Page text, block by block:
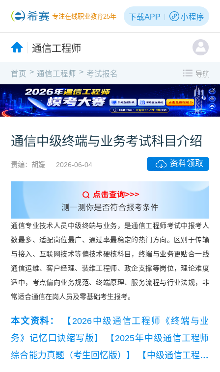
专注在线职业教育25年 下载APP 小程序
通信工程师
首页 > 通信工程师 > 考试报名 导航
X
通信中级终端与业务考试科目介绍
责编：胡媛 2026-06-04 资料领取
通信专业技术人员中级终端与业务，是通信工程师考试中报考人
数最多、适配岗位最广、通过率最稳定的热门方向。区别于传输
与接入、互联网技术等偏技术硬核科目，终端与业务更贴合一线
通信运维、客户经理、装维工程师、政企支撑等岗位，理论难度
适中，考点偏向业务规范、终端原理、服务流程与行业法规，非
常适合通信在岗人员及零基础考生报考。
本文资料：
【2026中级通信工程师《终端与业
务》记忆口诀缩写版】
【2025年中级通信工程师
综合能力真题（考生回忆版）】
【中级通信工程师